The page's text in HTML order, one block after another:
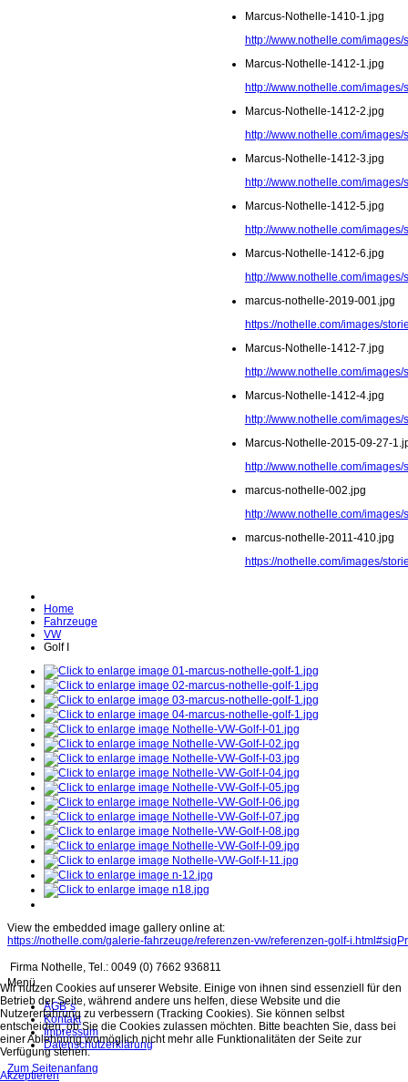
Marcus-Nothelle-1410-1.jpg
http://www.nothelle.com/
Marcus-Nothelle-1412-1.jpg
http://www.nothelle.com/
Marcus-Nothelle-1412-2.jpg
http://www.nothelle.com/
Marcus-Nothelle-1412-3.jpg
http://www.nothelle.com/
Marcus-Nothelle-1412-5.jpg
http://www.nothelle.com/
Marcus-Nothelle-1412-6.jpg
http://www.nothelle.com/
marcus-nothelle-2019-001.jpg
https://nothelle.com/images/
Marcus-Nothelle-1412-7.jpg
http://www.nothelle.com/
Marcus-Nothelle-1412-4.jpg
http://www.nothelle.com/
Marcus-Nothelle-2015-09-27-
http://www.nothelle.com/
marcus-nothelle-002.jpg
http://www.nothelle.com/
marcus-nothelle-2011-410.jpg
https://nothelle.com/images/
Home
Fahrzeuge
VW
Golf I
View the embedded image gallery online at:
https://nothelle.com/galerie-fahrzeuge/referenzen-vw/referenzen-golf-
Firma Nothelle, Tel.: 0049 (0) 7662 936811
Menü
AGB´s
Kontakt
Impressum
Datenschutzerklärung
Zum Seitenanfang
Wir nutzen Cookies auf unserer Website. Einige von ihnen sind essenziell für den
Betrieb der Seite, während andere uns helfen, diese Website und die
Nutzererfahrung zu verbessern (Tracking Cookies). Sie können selbst
entscheiden, ob Sie die Cookies zulassen möchten. Bitte beachten Sie, dass bei
einer Ablehnung womöglich nicht mehr alle Funktionalitäten der Seite zur
Verfügung stehen.
Akzeptieren